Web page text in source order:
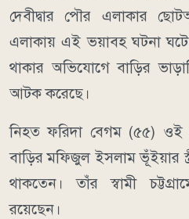
দেবীদ্বার পৌর এলাকার
এলাকায় এই ভয়াবহ ঘটনা
থাকার অভিযোগে বাড়ির
আটক করেছে।
নিহত ফরিদা বেগম (৫৫) ওই
বাড়ির মফিজুল ইসলাম ভূঁইয়ার
থাকতেন। তাঁর স্বামী
রয়েছেন।